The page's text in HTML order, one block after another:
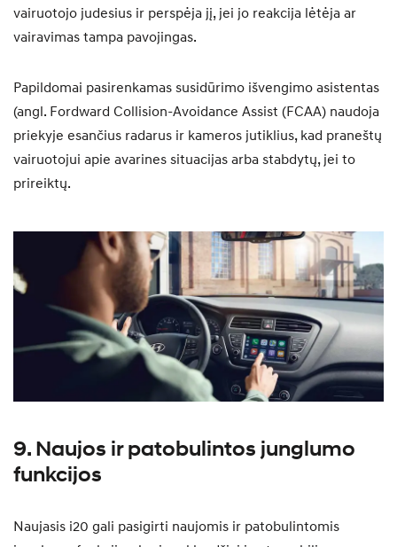
vairuotojo judesius ir perspėja jį, jei jo reakcija lėtėja ar
vairavimas tampa pavojingas.
Papildomai pasirenkamas susidūrimo išvengimo asistentas
(angl. Fordward Collision-Avoidance Assist (FCAA) naudoja
priekyje esančius radarus ir kameros jutiklius, kad praneštų
vairuotojui apie avarines situacijas arba stabdytų, jei to
prireiktų.
9. Naujos ir patobulintos junglumo
funkcijos
Naujasis i20 gali pasigirti naujomis ir patobulintomis